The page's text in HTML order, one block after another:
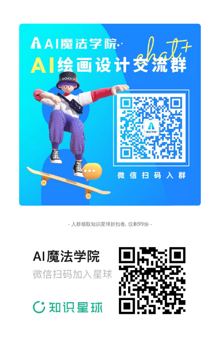
- 入群领取知识星球折扣卷, 仅剩99份 -